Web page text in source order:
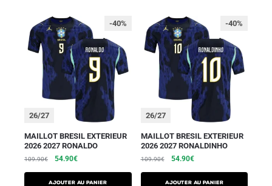
-40%
26/27
MAILLOT BRESIL EXTERIEUR
2026 2027 RONALDO
109.90€ 54.90€
AJOUTER AU PANIER
-40%
26/27
MAILLOT BRESIL EXTERIEUR
2026 2027 RONALDINHO
109.90€ 54.90€
AJOUTER AU PANIER